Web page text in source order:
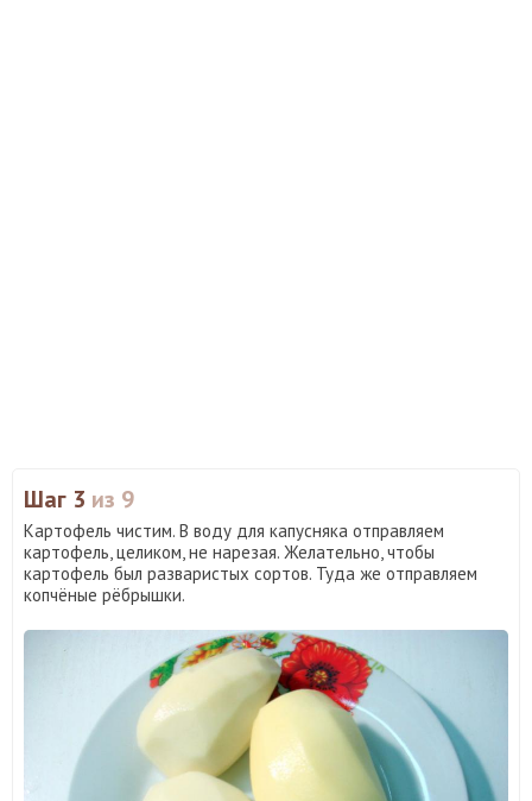
Шаг 3 из 9
Картофель чистим. В воду для капусняка отправляем
картофель, целиком, не нарезая. Желательно, чтобы
картофель был разваристых сортов. Туда же отправляем
копчёные рёбрышки.